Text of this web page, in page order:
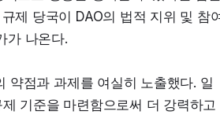
제 당국이 DAO의 법적 지위 및 참
가 나온다.
약점과 과제를 여실히 노출했다. 일
기준을 마련함으로써 더 강력하고